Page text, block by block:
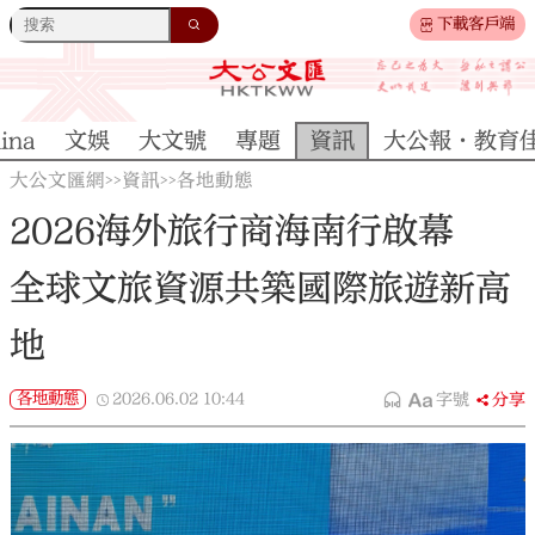
下載客戶端
文娛 大文號 專題 資訊 大公報·教育
大公文匯網>>資訊>>各地動態
2026海外旅行商海南行啟幕
全球文旅資源共築國際旅遊新高
地
各地動態 2026.06.02 10:44 字號 分享